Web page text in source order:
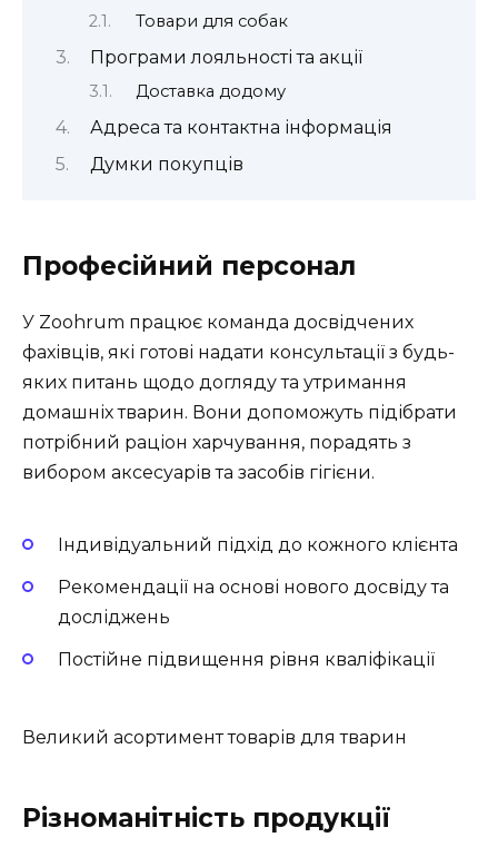
Товари для собак
Програми лояльності та акції
Доставка додому
Адреса та контактна інформація
Думки покупців
Професійний персонал
У Zoohrum працює команда досвідчених
фахівців, які готові надати консультації з будь-
яких питань щодо догляду та утримання
домашніх тварин. Вони допоможуть підібрати
потрібний раціон харчування, порадять з
вибором аксесуарів та засобів гігієни.
Індивідуальний підхід до кожного клієнта
Рекомендації на основі нового досвіду та
досліджень
Постійне підвищення рівня кваліфікації
Великий асортимент товарів для тварин
Різноманітність продукції